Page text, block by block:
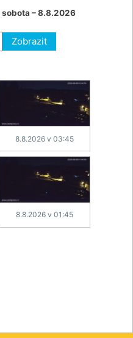
sobota – 8.8.2026
Zobrazit
8.8.2026 v 03:45
8.8.2026 v 01:45